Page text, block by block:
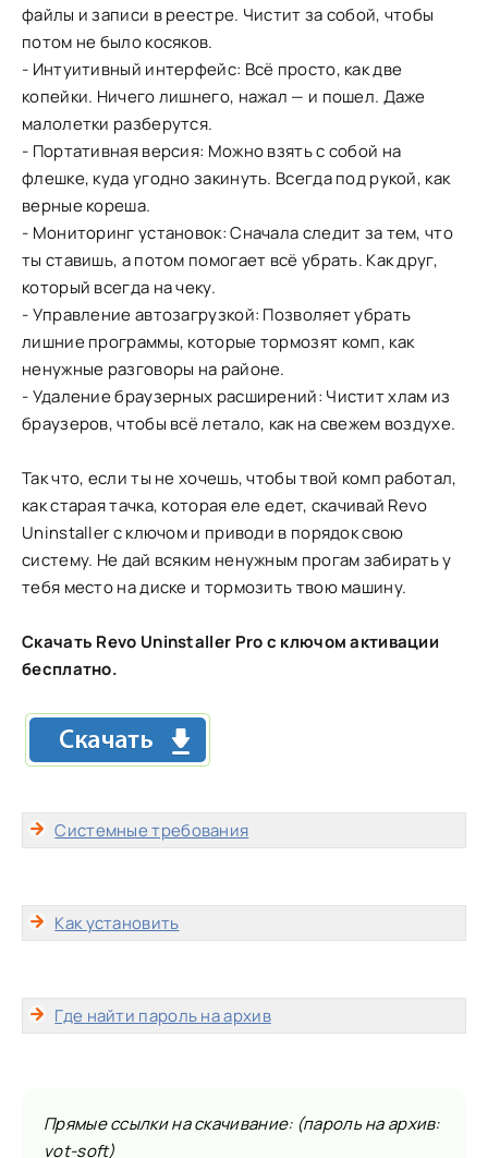
файлы и записи в реестре. Чистит за собой, чтобы
потом не было косяков.
- Интуитивный интерфейс: Всё просто, как две
копейки. Ничего лишнего, нажал — и пошел. Даже
малолетки разберутся.
- Портативная версия: Можно взять с собой на
флешке, куда угодно закинуть. Всегда под рукой, как
верные кореша.
- Мониторинг установок: Сначала следит за тем, что
ты ставишь, а потом помогает всё убрать. Как друг,
который всегда на чеку.
- Управление автозагрузкой: Позволяет убрать
лишние программы, которые тормозят комп, как
ненужные разговоры на районе.
- Удаление браузерных расширений: Чистит хлам из
браузеров, чтобы всё летало, как на свежем воздухе.
Так что, если ты не хочешь, чтобы твой комп работал,
как старая тачка, которая еле едет, скачивай Revo
Uninstaller с ключом и приводи в порядок свою
систему. Не дай всяким ненужным прогам забирать у
тебя место на диске и тормозить твою машину.
Скачать Revo Uninstaller Pro с ключом активации
бесплатно.
Системные требования
Как установить
Где найти пароль на архив
Прямые ссылки на скачивание: (пароль на архив:
vot-soft)